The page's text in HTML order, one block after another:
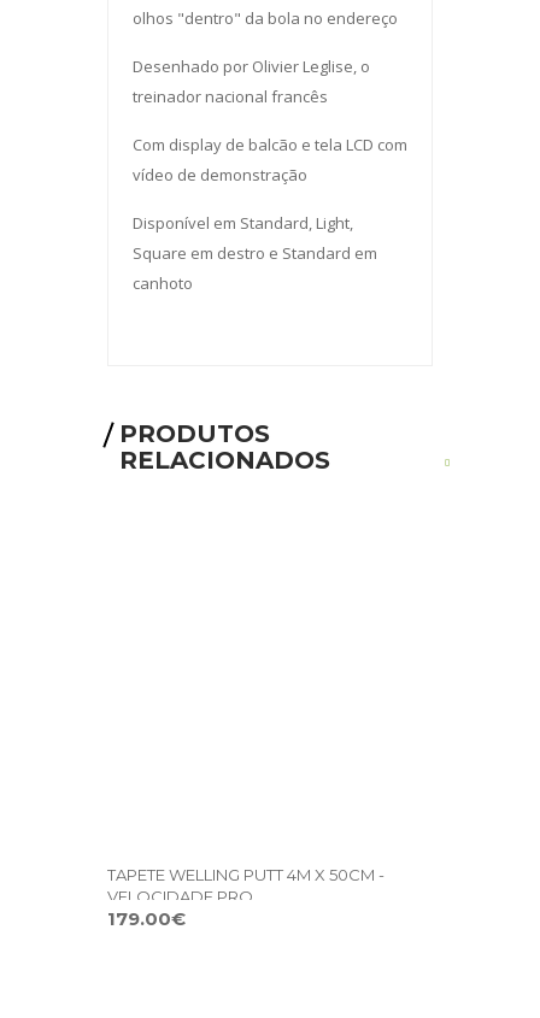
olhos "dentro" da bola no endereço
Desenhado por Olivier Leglise, o
treinador nacional francês
Com display de balcão e tela LCD com
vídeo de demonstração
Disponível em Standard, Light,
Square em destro e Standard em
canhoto
PRODUTOS
RELACIONADOS
TAPETE WELLING PUTT 4M X 50CM -
VELOCIDADE PRO
179.00€